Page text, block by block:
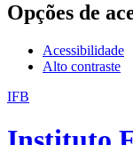
Opções de
Acessibilidade
Alto contraste
IFB